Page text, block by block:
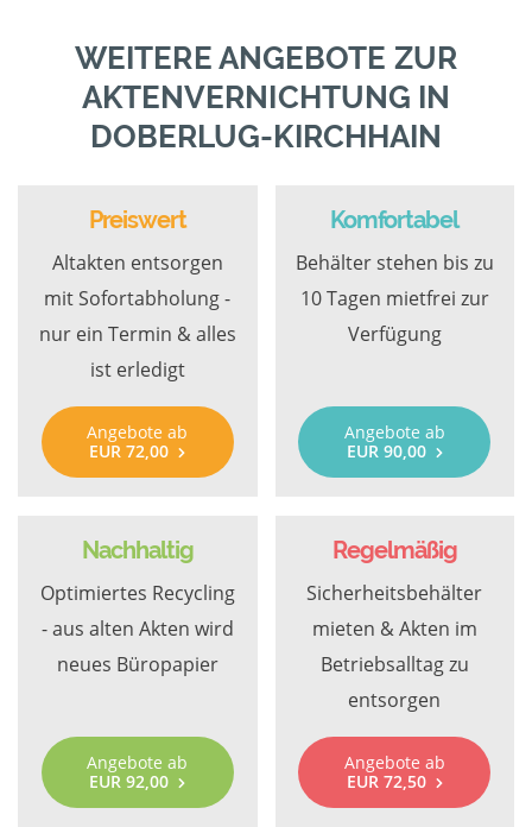
WEITERE ANGEBOTE ZUR
AKTENVERNICHTUNG IN
DOBERLUG-KIRCHHAIN
Preiswert
Altakten entsorgen
mit Sofortabholung -
nur ein Termin & alles
ist erledigt
Angebote ab
EUR 72,00
Komfortabel
Behälter stehen bis zu
10 Tagen mietfrei zur
Verfügung
Angebote ab
EUR 90,00
Nachhaltig
Optimiertes Recycling
- aus alten Akten wird
neues Büropapier
Angebote ab
EUR 92,00
Regelmäßig
Sicherheitsbehälter
mieten & Akten im
Betriebsalltag zu
entsorgen
Angebote ab
EUR 72,50